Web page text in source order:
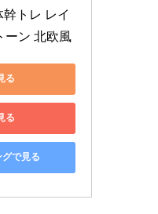
トレ レイ
ーン 北欧風
る
る
で見る